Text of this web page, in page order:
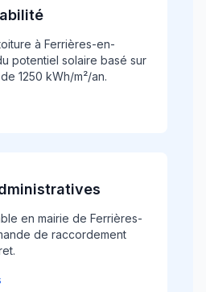
à Ferrières-en-
potentiel solaire basé sur
1250 kWh/m²/an.
en mairie de Ferrières-
de raccordement